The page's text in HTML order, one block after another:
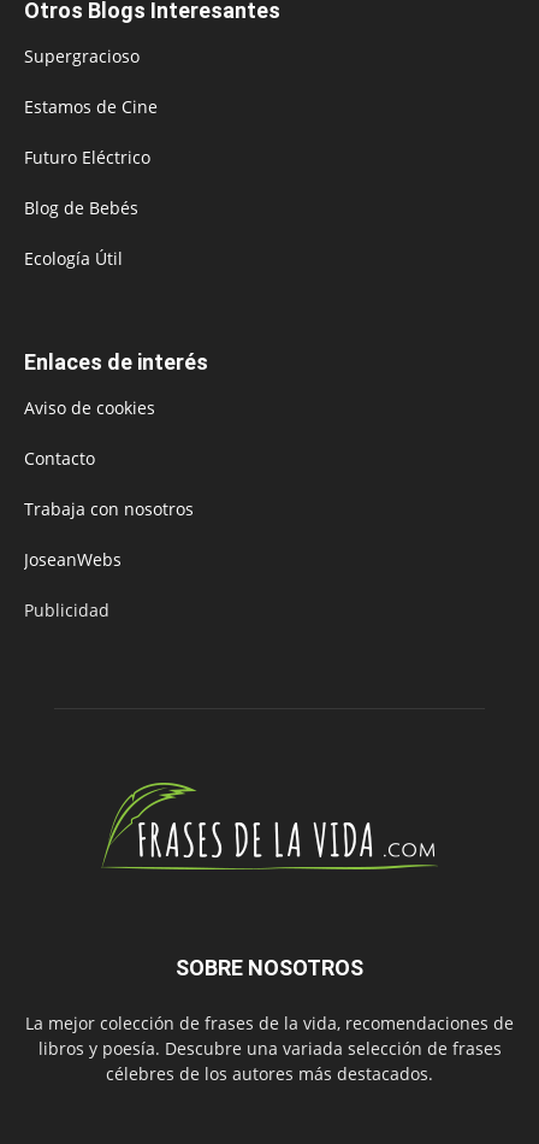
Otros Blogs Interesantes
Supergracioso
Estamos de Cine
Futuro Eléctrico
Blog de Bebés
Ecología Útil
Enlaces de interés
Aviso de cookies
Contacto
Trabaja con nosotros
JoseanWebs
Publicidad
SOBRE NOSOTROS
La mejor colección de frases de la vida, recomendaciones de
libros y poesía. Descubre una variada selección de frases
célebres de los autores más destacados.